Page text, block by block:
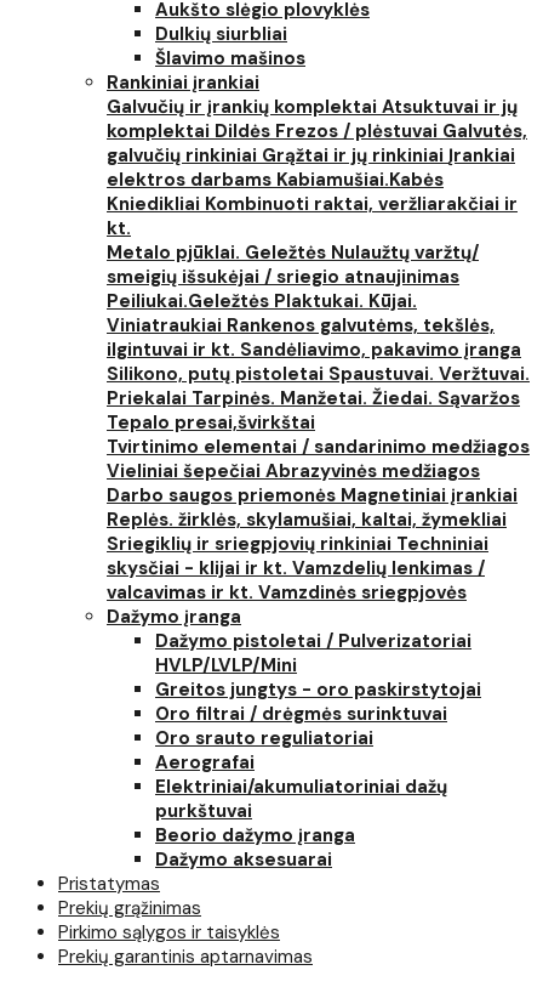
Aukšto slėgio plovyklės
Dulkių siurbliai
Šlavimo mašinos
Rankiniai įrankiai
Galvučių ir įrankių komplektai Atsuktuvai ir jų
komplektai Dildės Frezos / plėstuvai Galvutės,
galvučių rinkiniai Grąžtai ir jų rinkiniai Įrankiai
elektros darbams Kabiamušiai.Kabės
Kniedikliai Kombinuoti raktai, veržliarakčiai ir
kt.
Metalo pjūklai. Geležtės Nulaužtų varžtų/
smeigių išsukėjai / sriegio atnaujinimas
Peiliukai.Geležtės Plaktukai. Kūjai.
Viniatraukiai Rankenos galvutėms, tekšlės,
ilgintuvai ir kt. Sandėliavimo, pakavimo įranga
Silikono, putų pistoletai Spaustuvai. Veržtuvai.
Priekalai Tarpinės. Manžetai. Žiedai. Sąvaržos
Tepalo presai,švirkštai
Tvirtinimo elementai / sandarinimo medžiagos
Vieliniai šepečiai Abrazyvinės medžiagos
Darbo saugos priemonės Magnetiniai įrankiai
Replės. žirklės, skylamušiai, kaltai, žymekliai
Sriegiklių ir sriegpjovių rinkiniai Techniniai
skysčiai - klijai ir kt. Vamzdelių lenkimas /
valcavimas ir kt. Vamzdinės sriegpjovės
Dažymo įranga
Dažymo pistoletai / Pulverizatoriai
HVLP/LVLP/Mini
Greitos jungtys - oro paskirstytojai
Oro filtrai / drėgmės surinktuvai
Oro srauto reguliatoriai
Aerografai
Elektriniai/akumuliatoriniai dažų
purkštuvai
Beorio dažymo įranga
Dažymo aksesuarai
Pristatymas
Prekių grąžinimas
Pirkimo sąlygos ir taisyklės
Prekių garantinis aptarnavimas